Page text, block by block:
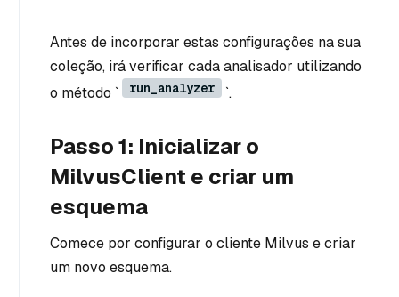
Antes de incorporar estas configurações na sua
coleção, irá verificar cada analisador utilizando
o método `
run_analyzer `.
Passo 1: Inicializar o
MilvusClient e criar um
esquema
Comece por configurar o cliente Milvus e criar
um novo esquema.